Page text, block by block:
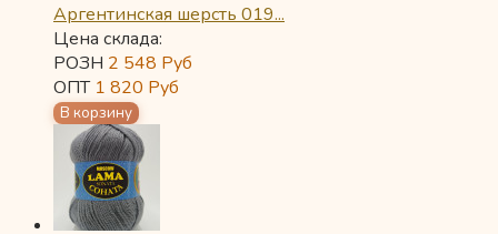
Аргентинская шерсть 019...
Цена склада:
РОЗН 2 548 Руб
ОПТ 1 820 Руб